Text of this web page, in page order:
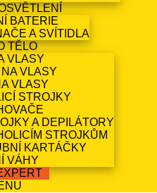
BATERIE
A SVÍTIDLA
TĚLO
VLASY
VLASY
VLASY
STROJKY
A DEPILÁTORY
STROJKŮM
KARTÁČKY
VÁHY